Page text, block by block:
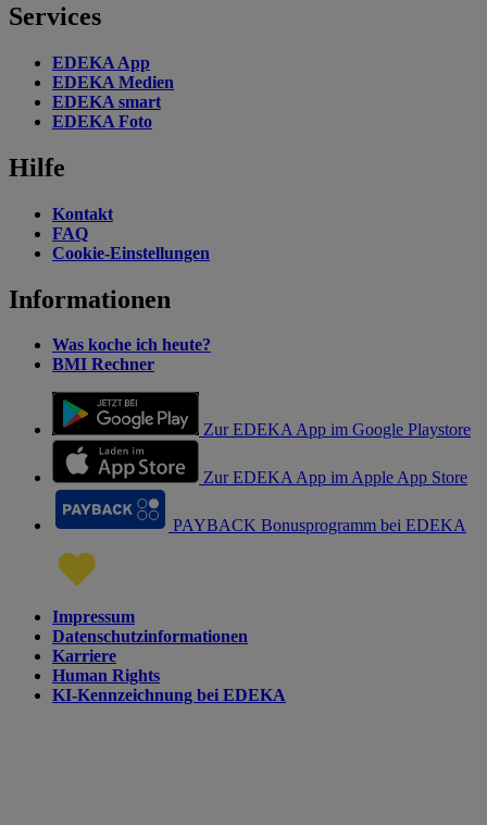
Services
EDEKA App
EDEKA Medien
EDEKA smart
EDEKA Foto
Hilfe
Kontakt
FAQ
Cookie-Einstellungen
Informationen
Was koche ich heute?
BMI Rechner
Zur EDEKA App im Google Playstore
Zur EDEKA App im Apple App Store
PAYBACK Bonusprogramm bei EDEKA
Impressum
Datenschutzinformationen
Karriere
Human Rights
KI-Kennzeichnung bei EDEKA